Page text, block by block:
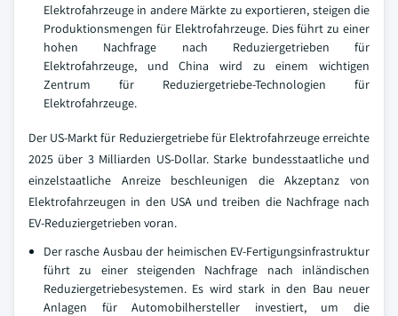
Elektrofahrzeuge in andere Märkte zu exportieren, steigen die
Produktionsmengen für Elektrofahrzeuge. Dies führt zu einer
hohen Nachfrage nach Reduziergetrieben für
Elektrofahrzeuge, und China wird zu einem wichtigen
Zentrum für Reduziergetriebe-Technologien für
Elektrofahrzeuge.
Der US-Markt für Reduziergetriebe für Elektrofahrzeuge erreichte
2025 über 3 Milliarden US-Dollar. Starke bundesstaatliche und
einzelstaatliche Anreize beschleunigen die Akzeptanz von
Elektrofahrzeugen in den USA und treiben die Nachfrage nach
EV-Reduziergetrieben voran.
Der rasche Ausbau der heimischen EV-Fertigungsinfrastruktur
führt zu einer steigenden Nachfrage nach inländischen
Reduziergetriebesystemen. Es wird stark in den Bau neuer
Anlagen für Automobilhersteller investiert, um die